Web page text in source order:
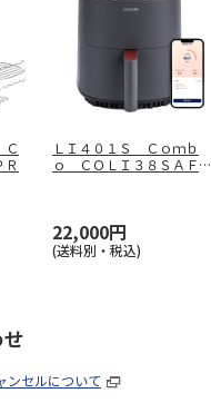
ＬＩ４０１Ｓ Ｃｏｍｂ
ｏ ＣＯＬＩ３８ＳＡＦＧ
22,000円
(送料別・税込)
ンセルについて